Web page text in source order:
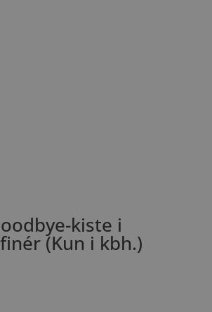
kiste i
(Kun i kbh.)